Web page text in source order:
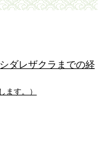
ダレザクラまでの経
ます。）